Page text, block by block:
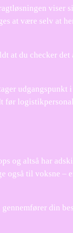
viser
at være selv at
at du checker det
udgangspunkt
før
og altså har
også til voksne –
din